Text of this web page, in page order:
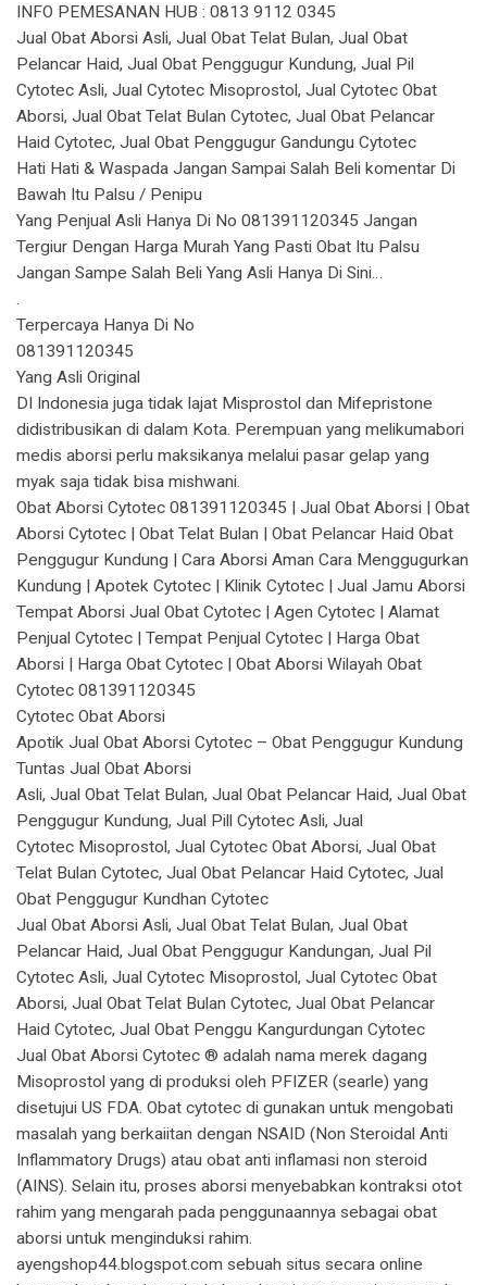
INFO PEMESANAN HUB : 0813 9112 0345
Jual Obat Aborsi Asli, Jual Obat Telat Bulan, Jual Obat
Pelancar Haid, Jual Obat Penggugur Kundung, Jual Pil
Cytotec Asli, Jual Cytotec Misoprostol, Jual Cytotec Obat
Aborsi, Jual Obat Telat Bulan Cytotec, Jual Obat Pelancar
Haid Cytotec, Jual Obat Penggugur Gandungu Cytotec
Hati Hati & Waspada Jangan Sampai Salah Beli komentar Di
Bawah Itu Palsu / Penipu
Yang Penjual Asli Hanya Di No 081391120345 Jangan
Tergiur Dengan Harga Murah Yang Pasti Obat Itu Palsu
Jangan Sampe Salah Beli Yang Asli Hanya Di Sini…
Terpercaya Hanya Di No
081391120345
Yang Asli Original
DI Indonesia juga tidak lajat Misprostol dan Mifepristone
didistribusikan di dalam Kota. Perempuan yang melikumabori
medis aborsi perlu maksikanya melalui pasar gelap yang
myak saja tidak bisa mishwani.
Obat Aborsi Cytotec 081391120345 | Jual Obat Aborsi | Obat
Aborsi Cytotec | Obat Telat Bulan | Obat Pelancar Haid Obat
Penggugur Kundung | Cara Aborsi Aman Cara Menggugurkan
Kundung | Apotek Cytotec | Klinik Cytotec | Jual Jamu Aborsi
Tempat Aborsi Jual Obat Cytotec | Agen Cytotec | Alamat
Penjual Cytotec | Tempat Penjual Cytotec | Harga Obat
Aborsi | Harga Obat Cytotec | Obat Aborsi Wilayah Obat
Cytotec 081391120345
Cytotec Obat Aborsi
Apotik Jual Obat Aborsi Cytotec – Obat Penggugur Kundung
Tuntas Jual Obat Aborsi
Asli, Jual Obat Telat Bulan, Jual Obat Pelancar Haid, Jual Obat
Penggugur Kundung, Jual Pill Cytotec Asli, Jual
Cytotec Misoprostol, Jual Cytotec Obat Aborsi, Jual Obat
Telat Bulan Cytotec, Jual Obat Pelancar Haid Cytotec, Jual
Obat Penggugur Kundhan Cytotec
Jual Obat Aborsi Asli, Jual Obat Telat Bulan, Jual Obat
Pelancar Haid, Jual Obat Penggugur Kandungan, Jual Pil
Cytotec Asli, Jual Cytotec Misoprostol, Jual Cytotec Obat
Aborsi, Jual Obat Telat Bulan Cytotec, Jual Obat Pelancar
Haid Cytotec, Jual Obat Penggu Kangurdungan Cytotec
Jual Obat Aborsi Cytotec ® adalah nama merek dagang
Misoprostol yang di produksi oleh PFIZER (searle) yang
disetujui US FDA. Obat cytotec di gunakan untuk mengobati
masalah yang berkaiitan dengan NSAID (Non Steroidal Anti
Inflammatory Drugs) atau obat anti inflamasi non steroid
(AINS). Selain itu, proses aborsi menyebabkan kontraksi otot
rahim yang mengarah pada penggunaannya sebagai obat
aborsi untuk menginduksi rahim.
ayengshop44.blogspot.com sebuah situs secara online